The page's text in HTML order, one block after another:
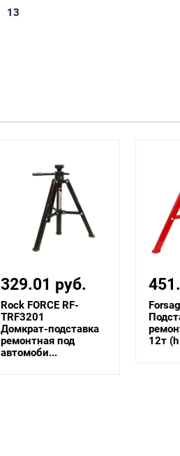
13
451.97 руб.
Forsage F-TRF3202
Подставка
ремонтная винтовая,
12т (h min...